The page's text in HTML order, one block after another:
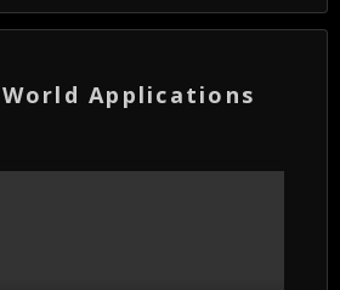
Applications